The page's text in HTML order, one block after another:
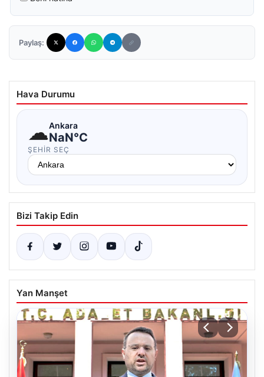
Paylaş:
Hava Durumu
☁Ankara
NaN°C
ŞEHIR SEÇ
Bizi Takip Edin
Yan Manşet